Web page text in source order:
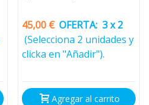
45,00 € OFERTA: 3 x 2
(Selecciona 2 unidades y
clicka en "Añadir").
Agregar al carrito